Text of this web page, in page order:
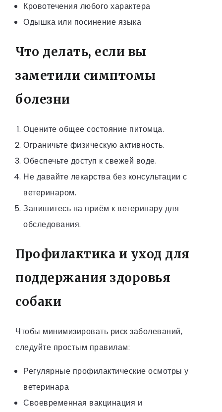
Кровотечения любого характера
Одышка или посинение языка
Что делать, если вы
заметили симптомы
болезни
Оцените общее состояние питомца.
Ограничьте физическую активность.
Обеспечьте доступ к свежей воде.
Не давайте лекарства без консультации с
ветеринаром.
Запишитесь на приём к ветеринару для
обследования.
Профилактика и уход для
поддержания здоровья
собаки
Чтобы минимизировать риск заболеваний,
следуйте простым правилам:
Регулярные профилактические осмотры у
ветеринара
Своевременная вакцинация и